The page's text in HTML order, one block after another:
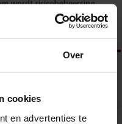
Over
cookies
en advertenties te
wordt risicobeheersing …